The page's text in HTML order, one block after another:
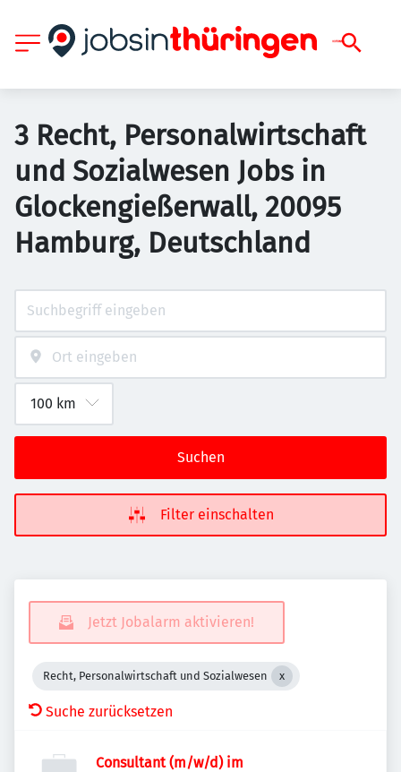
3 Recht, Personalwirtschaft
und Sozialwesen Jobs in
Glockengießerwall, 20095
Hamburg, Deutschland
Suchen
Filter einschalten
Jetzt Jobalarm aktivieren!
Recht, Personalwirtschaft und Sozialwesen
Suche zurücksetzen
Consultant (m/w/d) im